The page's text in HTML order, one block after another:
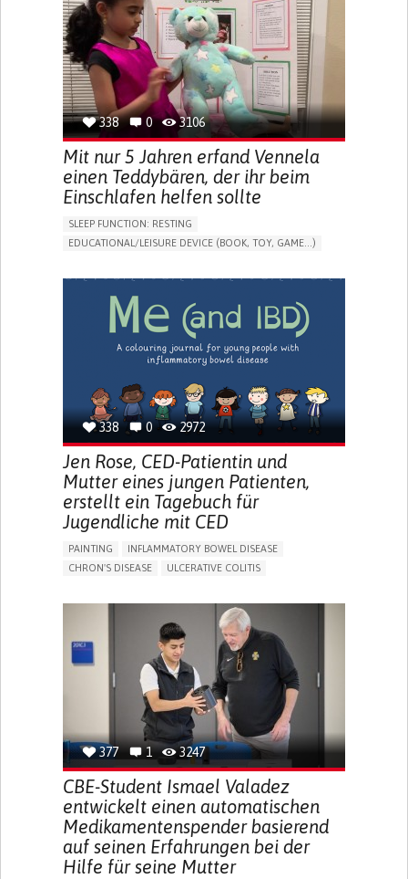
FREQUENT FALLS
REGAINING SENSORY FUNCTION
PROMOTING SELF-MANAGEMENT
PREVENTING (VACCINATION, PROTECTION, FALLS,
RESEARCH/MAPPING)
CAREGIVING SUPPORT
OPHTHALMOLOGY
UNITED STATES
338 0 3106
Mit nur 5 Jahren erfand Vennela
einen Teddybären, der ihr beim
Einschlafen helfen sollte
SLEEP FUNCTION: RESTING
EDUCATIONAL/LEISURE DEVICE (BOOK, TOY, GAME...)
PEDIATRICS
PEDIATRIC INNOVATIONS UNITED STATES
338 0 2972
Jen Rose, CED-Patientin und
Mutter eines jungen Patienten,
erstellt ein Tagebuch für
Jugendliche mit CED
PAINTING
INFLAMMATORY BOWEL DISEASE
CHRON'S DISEASE
ULCERATIVE COLITIS
CHRONIC PAIN
FATIGUE FEVER
ABDOMINAL PAIN
NAUSEAS
VOMITING (REGURGITATION)
WEIGHT LOSS
ENHANCING HEALTH LITERACY
RAISE AWARENESS
GASTROENTEROLOGY
UNITED KINGDOM
377 1 3247
CBE-Student Ismael Valadez
entwickelt einen automatischen
Medikamentenspender basierend
auf seinen Erfahrungen bei der
Hilfe für seine Mutter